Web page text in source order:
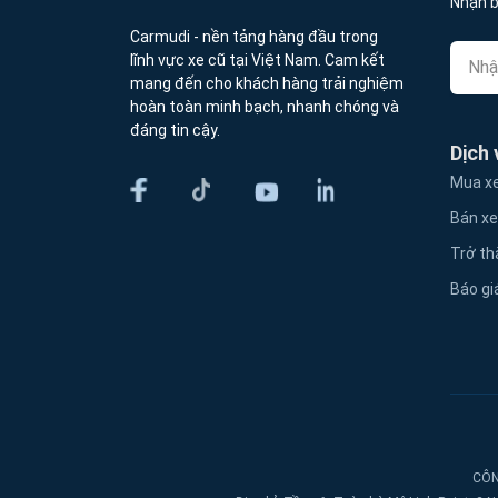
Carmudi - nền tảng hàng đầu trong
lĩnh vực xe cũ tại Việt Nam. Cam kết
mang đến cho khách hàng trải nghiệm
hoàn toàn minh bạch, nhanh chóng và
đáng tin cậy.
Dịch
Mua
Bán
Trở
Báo